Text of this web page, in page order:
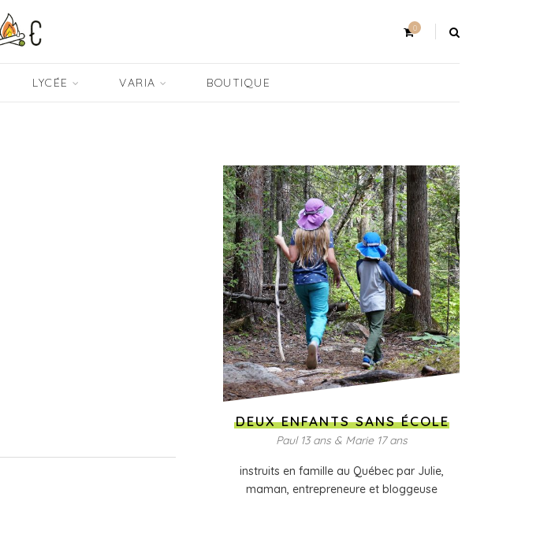
0
LYCÉE VARIA BOUTIQUE
DEUX ENFANTS SANS ÉCOLE
Paul 13 ans & Marie 17 ans
instruits en famille au Québec par Julie,
maman, entrepreneure et bloggeuse